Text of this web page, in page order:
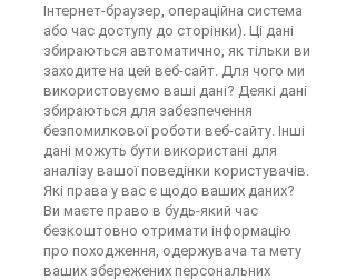
Інтернет-браузер, операційна система
або час доступу до сторінки). Ці дані
збираються автоматично, як тільки ви
заходите на цей веб-сайт. Для чого ми
використовуємо ваші дані? Деякі дані
збираються для забезпечення
безпомилкової роботи веб-сайту. Інші
дані можуть бути використані для
аналізу вашої поведінки користувачів.
Які права у вас є щодо ваших даних?
Ви маєте право в будь-який час
безкоштовно отримати інформацію
про походження, одержувача та мету
ваших збережених персональних